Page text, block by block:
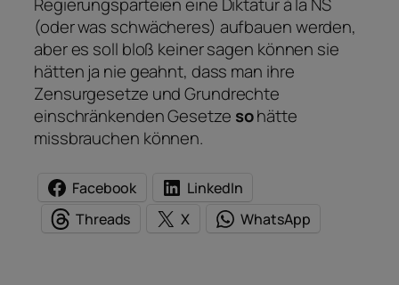
(oder was schwächeres) aufbauen werden,
aber es soll bloß keiner sagen können sie
hätten ja nie geahnt, dass man ihre
Zensurgesetze und Grundrechte
einschränkenden Gesetze sohätte
missbrauchen können.
Facebook
LinkedIn
Threads
X WhatsApp